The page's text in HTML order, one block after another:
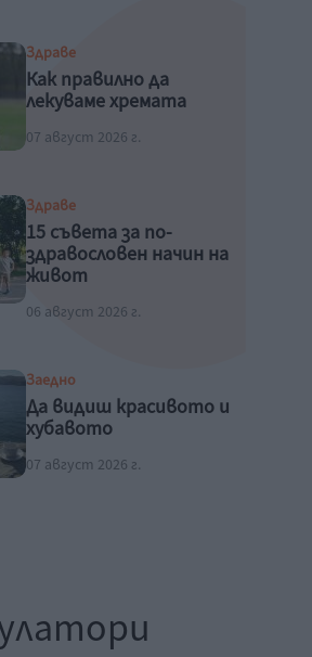
Здраве
Как правилно да
лекуваме хремата
07 август 2026 г.
Здраве
15 съвета за по-
здравословен начин на
живот
06 август 2026 г.
Заедно
Да видиш красивото и
хубавото
07 август 2026 г.